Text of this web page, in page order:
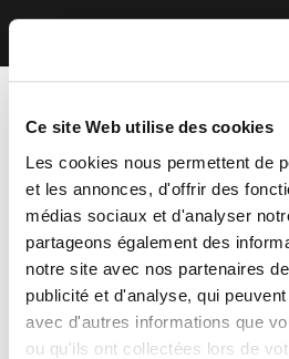
Ce site Web utilise des cookies
Les cookies nous permettent de
et les annonces, d'offrir des
médias sociaux et d'analyser
partageons également des
notre site avec nos partenaires
publicité et d'analyse, qui
avec d'autres informations que
ou qu'ils ont collectées lors de